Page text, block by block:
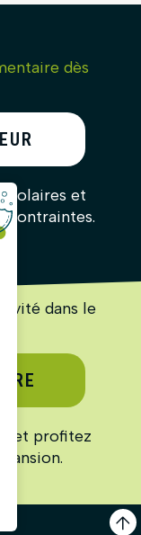
dès
solaires et
contraintes.
dans le
et profitez